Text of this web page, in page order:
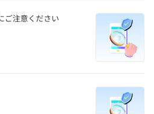
ご注意ください